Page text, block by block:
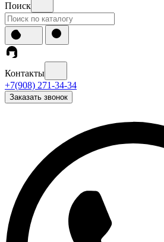
Поиск
Контакты
+7(908) 271-34-34
Заказать звонок